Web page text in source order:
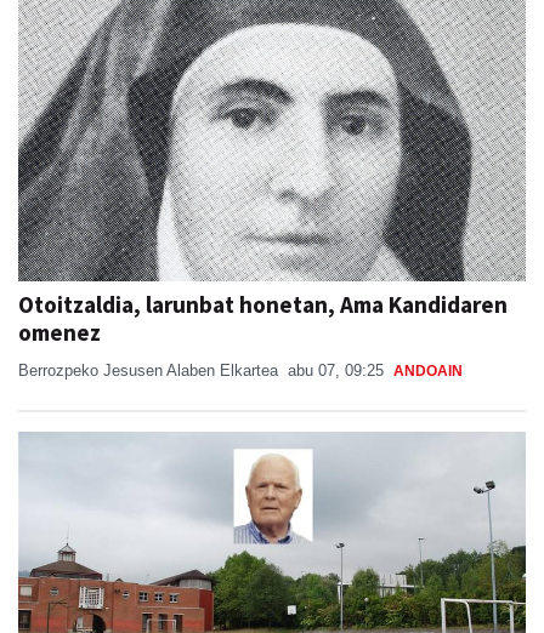
Otoitzaldia, larunbat honetan, Ama Kandidaren
omenez
Berrozpeko Jesusen Alaben Elkartea abu 07, 09:25 ANDOAIN